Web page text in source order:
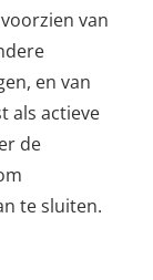
van
en van
als actieve
de
te sluiten.